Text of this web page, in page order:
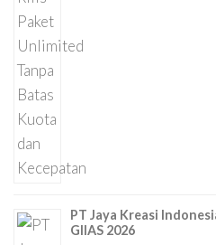
PT Jaya Kreasi
GIIAS 2026